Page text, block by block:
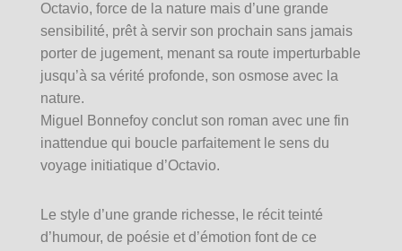
Octavio, force de la nature mais d’une grande
sensibilité, prêt à servir son prochain sans jamais
porter de jugement, menant sa route imperturbable
jusqu’à sa vérité profonde, son osmose avec la
nature.
Miguel Bonnefoy conclut son roman avec une fin
inattendue qui boucle parfaitement le sens du
voyage initiatique d’Octavio.
Le style d’une grande richesse, le récit teinté
d’humour, de poésie et d’émotion font de ce